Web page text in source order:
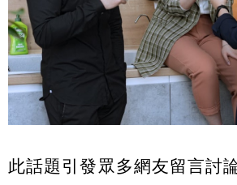
此話題引發眾多網友留言討